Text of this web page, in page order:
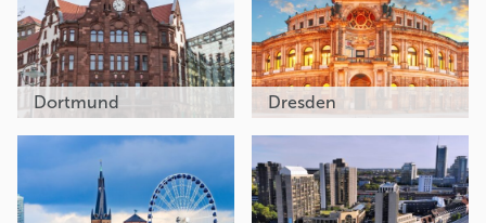
Dortmund Dresden